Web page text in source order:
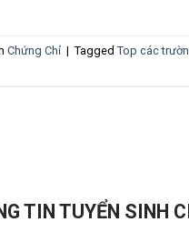
Chứng Chỉ | Tagged Top các
TIN TUYỂN SINH